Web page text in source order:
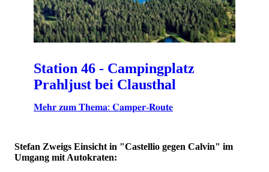
Station 46 - Campingplatz
Prahljust bei Clausthal
𝐌𝐞𝐡𝐫 𝐳𝐮𝐦 𝐓𝐡𝐞𝐦𝐚: 𝐂𝐚𝐦𝐩𝐞𝐫-𝐑𝐨𝐮𝐭𝐞
Stefan Zweigs Einsicht in "Castellio gegen Calvin" im
Umgang mit Autokraten: